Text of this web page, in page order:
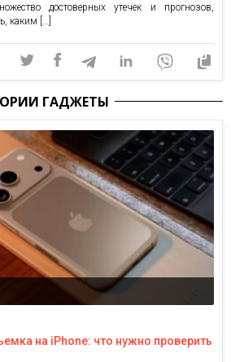
достоверных утечек и прогнозов,
каким […]
ГАДЖЕТЫ
на iPhone: что нужно проверить